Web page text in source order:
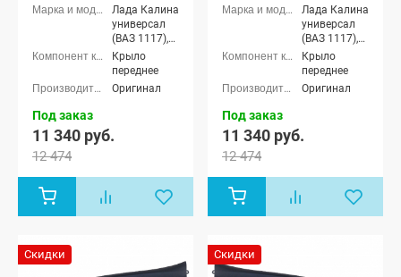
Лада Калина
универсал
(ВАЗ 1117),
Лада Калина
седан (ВАЗ
1118), Лада
Калина
Крыло
переднее
Оригинал
Под заказ
11 340 руб.
12 474
Лада Калина
универсал
(ВАЗ 1117),
Лада Калина
седан (ВАЗ
1118), Лада
Калина
Крыло
переднее
Оригинал
Под заказ
11 340 руб.
12 474
Скидки Скидки